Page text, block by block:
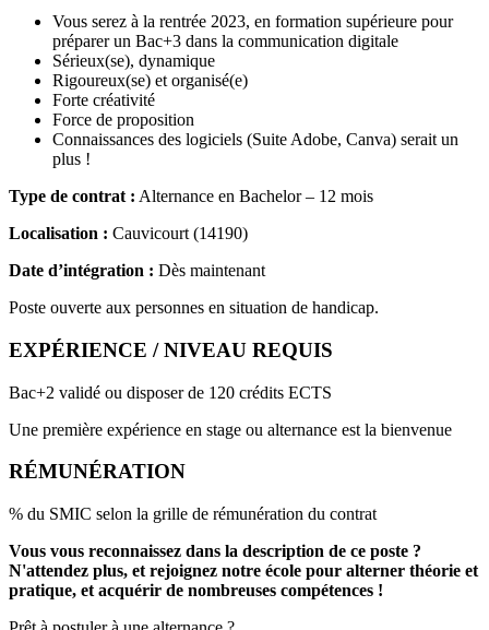
Vous serez à la rentrée 2023, en formation supérieure pour
préparer un Bac+3 dans la communication digitale
Sérieux(se), dynamique
Rigoureux(se) et organisé(e)
Forte créativité
Force de proposition
Connaissances des logiciels (Suite Adobe, Canva) serait un
plus !
Type de contrat : Alternance en Bachelor – 12 mois
Localisation : Cauvicourt (14190)
Date d’intégration : Dès maintenant
Poste ouverte aux personnes en situation de handicap.
EXPÉRIENCE / NIVEAU REQUIS
Bac+2 validé ou disposer de 120 crédits ECTS
Une première expérience en stage ou alternance est la bienvenue
RÉMUNÉRATION
% du SMIC selon la grille de rémunération du contrat
Vous vous reconnaissez dans la description de ce poste ?
N'attendez plus, et rejoignez notre école pour alterner théorie et
pratique, et acquérir de nombreuses compétences !